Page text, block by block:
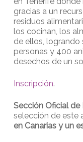
gracias a un
residuos
los cocinan, los
de ellos, logrando
personas y 400
desechos de un
Inscripción.
Sección Oficial
selección de este
en Canarias y un